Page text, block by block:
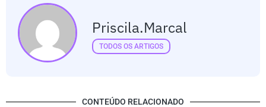
Priscila.marcal
TODOS OS ARTIGOS
CONTEÚDO RELACIONADO